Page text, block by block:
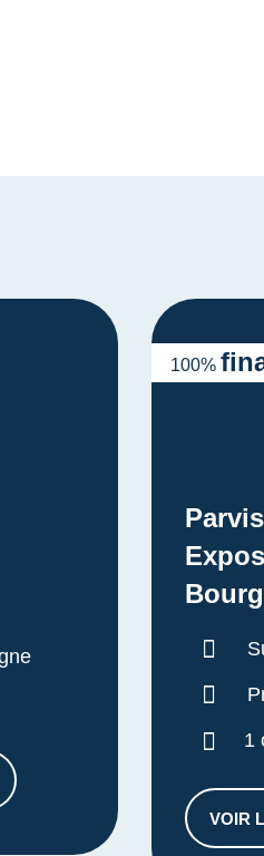
NUMÉRIQUE
1
VOIR
100%